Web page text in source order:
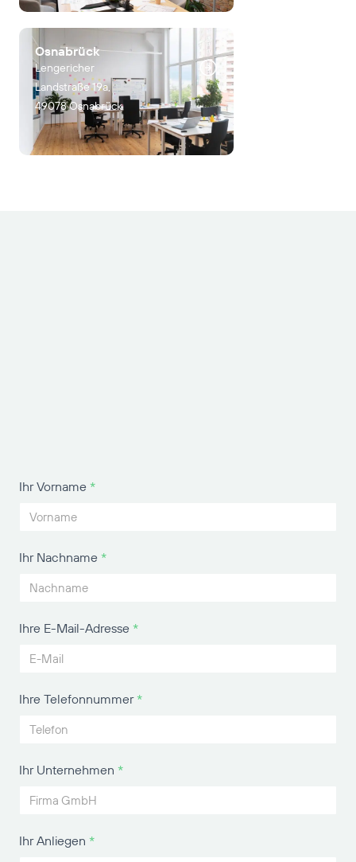
Osnabrück
Lengericher
Landstraße 19a,
49078 Osnabrück
Kontaktformular
Ihr Vorname *
Ihr Nachname *
Ihre E-Mail-Adresse *
Ihre Telefonnummer*
Ihr Unternehmen *
Ihr Anliegen *